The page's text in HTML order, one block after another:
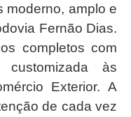
moderno, amplo e
Fernão Dias.
completos com
às
Exterior. A
de cada vez